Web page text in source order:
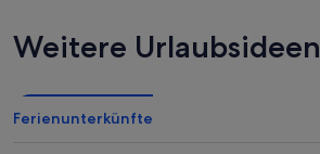
Weitere Urlaubsideen
Ferienunterkünfte